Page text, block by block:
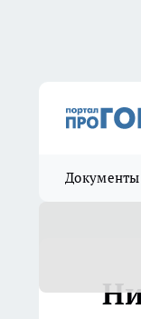
Документы